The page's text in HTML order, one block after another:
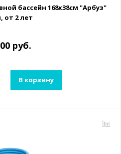
бассейн 168х38см "Арбуз"
от 2 лет
руб.
В корзину